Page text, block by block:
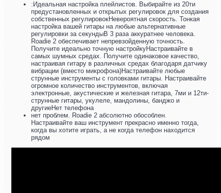
:Идеальная настройка плейлистов. Выбирайте из 20ти
предустановленных и открытых регулировок для создания
собственных регулировокНевероятная скорость. Тонкая
настройка вашей гитары на любые альтернативные
регулировки за секундыВ 3 раза аккуратнее человека.
Roadie 2 обеспечивает непревзойденную точность.
Получите идеально точную настройкуНастраивайте в
самых шумных средах. Получите одинаковое качество,
настраивая гитару в различных средах благодаря датчику
вибрации (вместо микрофона)Настраивайте любые
струнные инструменты с головками гитары. Настраивайте
огромное количество инструментов, включая
электронные, акустические и железная гитара, 7ми и 12ти-
струнные гитары, укулеле, мандолины, банджо и
другиеНет телефона
нет проблем. Roadie 2 абсолютно обособлен.
Настраивайте ваш инструмент прекрасно именно тогда,
когда вы хотите играть, а не когда телефон находится
рядом